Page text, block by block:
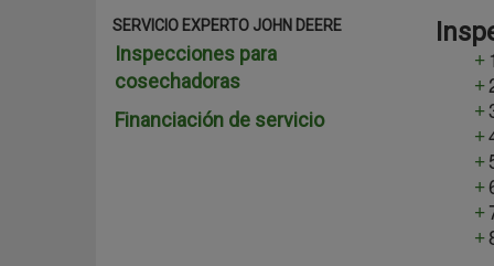
SERVICIO EXPERTO JOHN DEERE
Inspecciones para
cosechadoras
Financiación de servicio